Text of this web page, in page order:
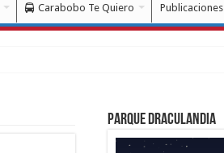
Carabobo Te Quiero Publicaciones
Parque Draculandia